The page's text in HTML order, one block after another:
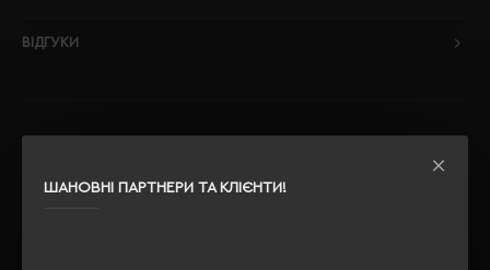
ШАНОВНІ ПАРТНЕРИ ТА КЛІЄНТИ!
ВІДГУКИ